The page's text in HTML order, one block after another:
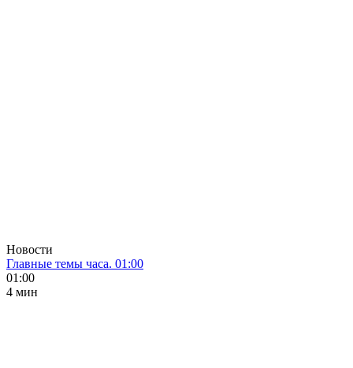
Новости
Главные темы часа. 01:00
01:00
4 мин